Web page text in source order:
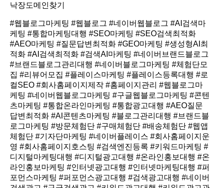
낙장도메인찾기
#웹블로그마케팅 #웹블로그 #네이버웹블로그 #AI검색마
케팅 #통합마케팅대행 #SEO마케팅 #SEO검색최적화
#AEO마케팅 #질문답변최적화 #GEO마케팅 #생성형AI최
적화 #AI검색최적화 #검색AI마케팅 #네이버브랜드블로그
#브랜드블로그관리대행 #네이버블로그마케팅 #체험단모
집 #리뷰어모집 #플레이스마케팅 #플레이스등록대행 #로
컬SEO #회사홈페이지제작 #홈페이지관리 #웹블로그마
케팅 #네이버웹블로그마케팅 #구글웹블로그마케팅 #콘텐
츠마케팅 #통합온라인마케팅 #통합광고대행 #AEO질문
답변최적화 #AI콘텐츠마케팅 #블로그관리대행 #브랜드블
로그마케팅 #방문체험단 #구매체험단 #배송체험단 #웹앱
체험단 #기자단마케팅 #네이버플레이스 #회사홈페이지운
영 #회사홈페이지호스팅 #검색엔진등록 #키워드마케팅 #
디지털마케팅대행 #디지털광고대행 #온라인홍보대행 #온
라인홍보마케팅 #인터넷광고대행 #인터넷마케팅대행 #퍼
포먼스마케팅 #퍼포먼스광고대행 #검색광고대행 #네이버